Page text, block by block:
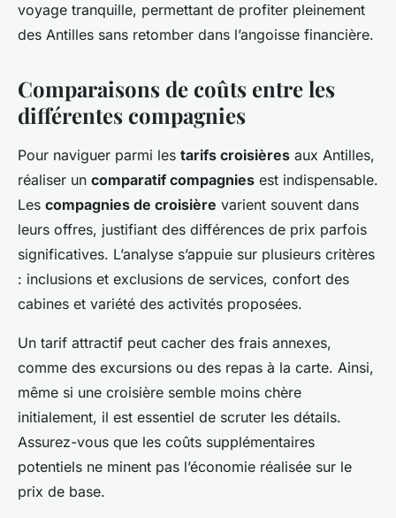
voyage tranquille, permettant de profiter pleinement
des Antilles sans retomber dans l’angoisse financière.
Comparaisons de coûts entre les
différentes compagnies
Pour naviguer parmi les tarifs croisières aux Antilles,
réaliser un comparatif compagnies est indispensable.
Les compagnies de croisière varient souvent dans
leurs offres, justifiant des différences de prix parfois
significatives. L’analyse s’appuie sur plusieurs critères
: inclusions et exclusions de services, confort des
cabines et variété des activités proposées.
Un tarif attractif peut cacher des frais annexes,
comme des excursions ou des repas à la carte. Ainsi,
même si une croisière semble moins chère
initialement, il est essentiel de scruter les détails.
Assurez-vous que les coûts supplémentaires
potentiels ne minent pas l’économie réalisée sur le
prix de base.